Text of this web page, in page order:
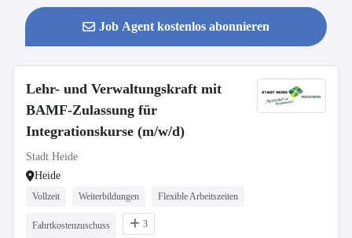
Job Agent kostenlos abonnieren
Lehr- und Verwaltungskraft mit
BAMF-Zulassung für
Integrationskurse (m/w/d)
Stadt Heide
Heide
Vollzeit Weiterbildungen Flexible Arbeitszeiten
Fahrtkostenzuschuss 3